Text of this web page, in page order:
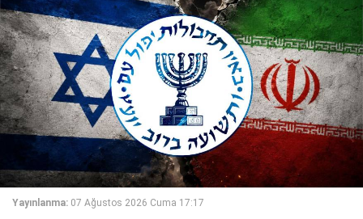
Yayınlanma: 07 Ağustos 2026 Cuma 17:17